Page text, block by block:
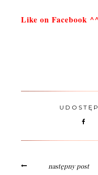
Like on Facebook ^^
następny post